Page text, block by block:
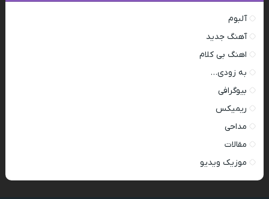
آلبوم
آهنگ جدید
اهنگ بی کلام
به زودی…
بیوگرافی
ریمیکس
مداحی
مقالات
موزیک ویدیو